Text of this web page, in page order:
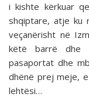
i kishte kërkuar
shqiptare, atje ku
veçanërisht në
këtë barrë dhe
pasaportat dhe
dhënë prej meje,
lehtësi…